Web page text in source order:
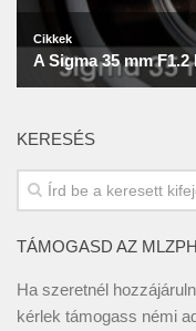
KERESÉS
TÁMOGASD AZ
Ha szeretnél
kérlek támogass némi